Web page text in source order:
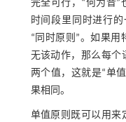
完全可行，“何为音”
时间段里同时进行
“同时原则”。如果
无该动作，那么每个
两个值，这就是“单
果相同。
单值原则既可以用来